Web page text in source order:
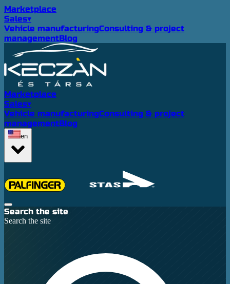
Marketplace
Sales▾
Vehicle manufacturingConsulting & project
managementBlog
Marketplace
Sales▾
Vehicle manufacturingConsulting & project
managementBlog
en
Search the site
Search the site